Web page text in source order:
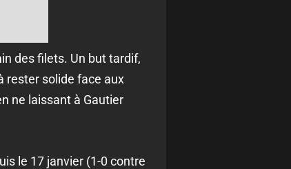
des filets. Un but tardif,
rester solide face aux
ne laissant à Gautier
le 17 janvier (1-0 contre